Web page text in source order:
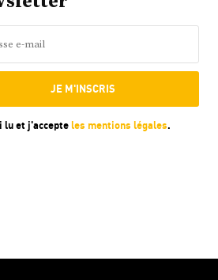
JE M'INSCRIS
lu et j'accepteles mentions légales.